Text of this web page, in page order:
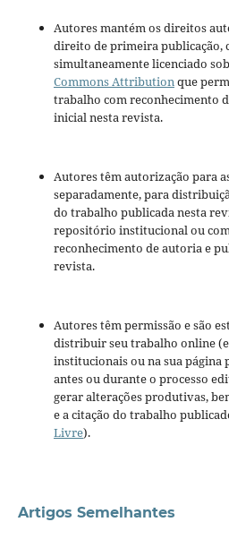
Autores mantém os direitos
direito de primeira publicação,
simultaneamente licenciado
Commons Attributionque
trabalho com reconhecimento
inicial nesta revista.
Autores têm autorização para
separadamente, para
do trabalho publicada nesta
repositório institucional ou
reconhecimento de autoria e
revista.
Autores têm permissão e são
distribuir seu trabalho online
institucionais ou na sua página
antes ou durante o processo
gerar alterações produtivas,
e a citação do trabalho
Livre).
Artigos Semelhantes